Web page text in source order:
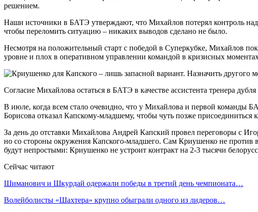
решением.
Наши источники в БАТЭ утверждают, что Михайлов потерял контроль
чтобы переломить ситуацию – никаких выводов сделано не было.
Несмотря на положительный старт с победой в Суперкубке, Михайлов
уровне и плох в оперативном управлении командой в кризисных
Согласие Михайлова остаться в БАТЭ в качестве ассистента тренера
В июле, когда всем стало очевидно, что у Михайлова и первой команды
Борисова отказал Капскому-младшему, чтобы чуть позже присоединиться
За день до отставки Михайлова Андрей Капский провел переговоры с
но со стороны окружения Капского-младшего. Сам Криушенко не против
будут непростыми: Криушенко не устроит контракт на 2-3 тысячи
Сейчас читают
Шиманович и Шкурдай одержали победы в третий день чемпионата…
Волейболисты «Шахтера» крупно обыграли одного из лидеров…